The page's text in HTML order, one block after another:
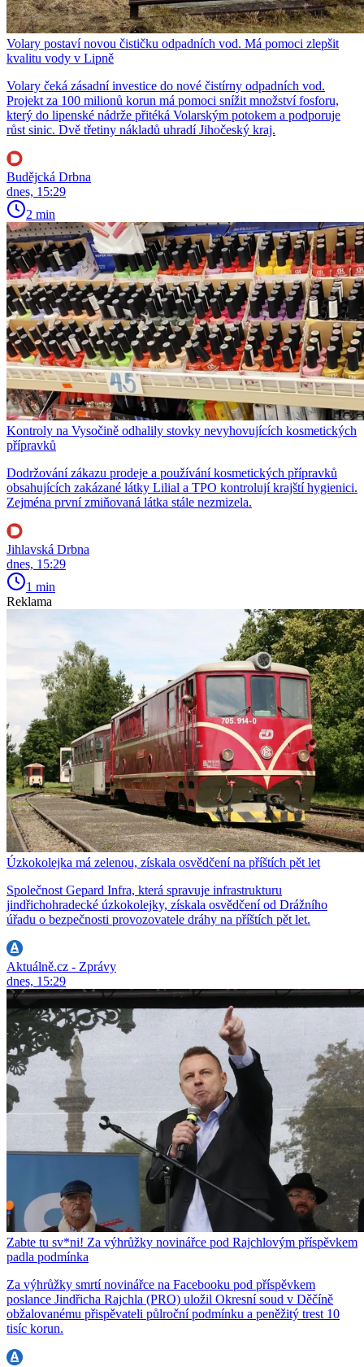
Volary postaví novou čističku odpadních vod. Má pomoci zlepšit
kvalitu vody v Lipně
Volary čeká zásadní investice do nové čistírny odpadních vod.
Projekt za 100 milionů korun má pomoci snížit množství fosforu,
který do lipenské nádrže přitéká Volarským potokem a podporuje
růst sinic. Dvě třetiny nákladů uhradí Jihočeský kraj.
Budějcká Drbna
dnes, 15:29
2 min
Kontroly na Vysočině odhalily stovky nevyhovujících kosmetických
přípravků
Dodržování zákazu prodeje a používání kosmetických přípravků
obsahujících zakázané látky Lilial a TPO kontrolují krajští hygienici.
Zejména první zmiňovaná látka stále nezmizela.
Jihlavská Drbna
dnes, 15:29
1 min
Reklama
Úzkokolejka má zelenou, získala osvědčení na příštích pět let
Společnost Gepard Infra, která spravuje infrastrukturu
jindřichohradecké úzkokolejky, získala osvědčení od Drážního
úřadu o bezpečnosti provozovatele dráhy na příštích pět let.
Aktuálně.cz - Zprávy
dnes, 15:29
Zabte tu sv*ni! Za výhrůžky novinářce pod Rajchlovým příspěvkem
padla podmínka
Za výhrůžky smrtí novinářce na Facebooku pod příspěvkem
poslance Jindřicha Rajchla (PRO) uložil Okresní soud v Děčíně
obžalovanému přispěvateli půlroční podmínku a peněžitý trest 10
tisíc korun.